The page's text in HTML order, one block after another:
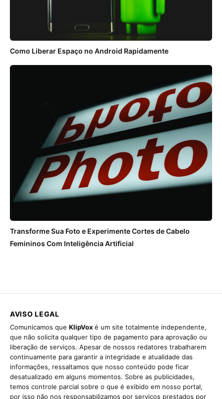
Como Liberar Espaço no Android Rapidamente
Transforme Sua Foto e Experimente Cortes de Cabelo
Femininos Com Inteligência Artificial
AVISO LEGAL
Comunicamos que KlipVox é um site totalmente independente,
que não solicita qualquer tipo de pagamento para aprovação ou
liberação de serviços. Apesar de nossos redatores trabalharem
continuamente para garantir a integridade e atualidade das
informações, ressaltamos que nosso conteúdo pode ficar
desatualizado em alguns momentos. Sobre as publicidades,
temos controle parcial sobre o que é exibido em nosso portal,
por isso não nos responsabilizamos por serviços prestados por